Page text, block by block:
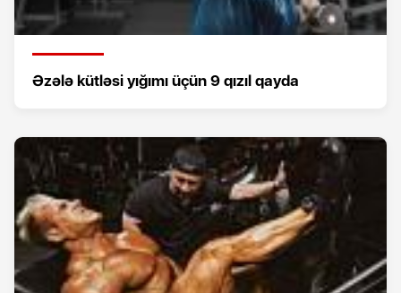
Əzələ kütləsi yığımı üçün 9 qızıl qayda